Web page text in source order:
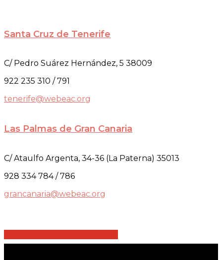
Santa Cruz de Tenerife
C/ Pedro Suárez Hernández, 5 38009
922 235 310 / 791
tenerife@webeac.org
Las Palmas de Gran Canaria
C/ Ataulfo Argenta, 34-36 (La Paterna) 35013
928 334 784 / 786
grancanaria@webeac.org